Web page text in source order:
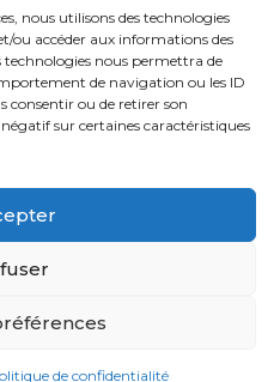
nous utilisons des technologies
ou accéder aux informations des
technologies nous permettra de
de navigation ou les ID
consentir ou de retirer son
sur certaines caractéristiques
de confidentialité
CONTACTEZ-NOUS !